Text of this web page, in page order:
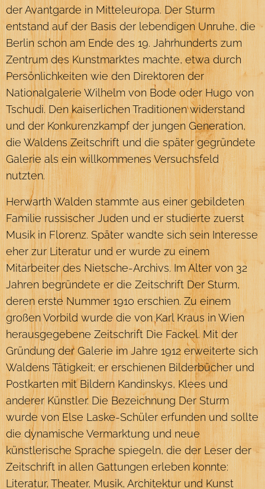
der Avantgarde in Mitteleuropa. Der Sturm
entstand auf der Basis der lebendigen Unruhe, die
Berlin schon am Ende des 19. Jahrhunderts zum
Zentrum des Kunstmarktes machte, etwa durch
Persönlichkeiten wie den Direktoren der
Nationalgalerie Wilhelm von Bode oder Hugo von
Tschudi. Den kaiserlichen Traditionen widerstand
und der Konkurenzkampf der jungen Generation,
die Waldens Zeitschrift und die später gegründete
Galerie als ein willkommenes Versuchsfeld
nutzten.
Herwarth Walden stammte aus einer gebildeten
Familie russischer Juden und er studierte zuerst
Musik in Florenz. Später wandte sich sein Interesse
eher zur Literatur und er wurde zu einem
Mitarbeiter des Nietsche-Archivs. Im Alter von 32
Jahren begründete er die Zeitschrift Der Sturm,
deren erste Nummer 1910 erschien. Zu einem
großen Vorbild wurde die von Karl Kraus in Wien
herausgegebene Zeitschrift Die Fackel. Mit der
Gründung der Galerie im Jahre 1912 erweiterte sich
Waldens Tätigkeit; er erschienen Bilderbücher und
Postkarten mit Bildern Kandinskys, Klees und
anderer Künstler. Die Bezeichnung Der Sturm
wurde von Else Laske-Schüler erfunden und sollte
die dynamische Vermarktung und neue
künstlerische Sprache spiegeln, die der Leser der
Zeitschrift in allen Gattungen erleben konnte:
Literatur, Theater, Musik, Architektur und Kunst